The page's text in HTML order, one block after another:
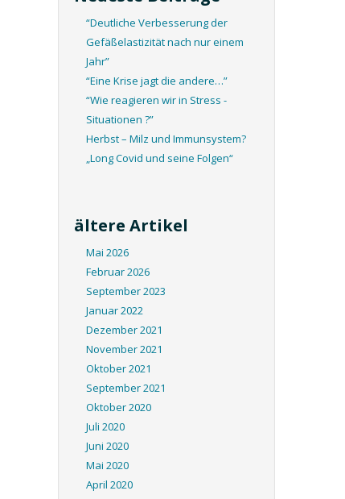
“Deutliche Verbesserung der
Gefäßelastizität nach nur einem
Jahr”
“Eine Krise jagt die andere…”
“Wie reagieren wir in Stress -
Situationen ?”
Herbst – Milz und Immunsystem?
„Long Covid und seine Folgen“
ältere Artikel
Mai 2026
Februar 2026
September 2023
Januar 2022
Dezember 2021
November 2021
Oktober 2021
September 2021
Oktober 2020
Juli 2020
Juni 2020
Mai 2020
April 2020